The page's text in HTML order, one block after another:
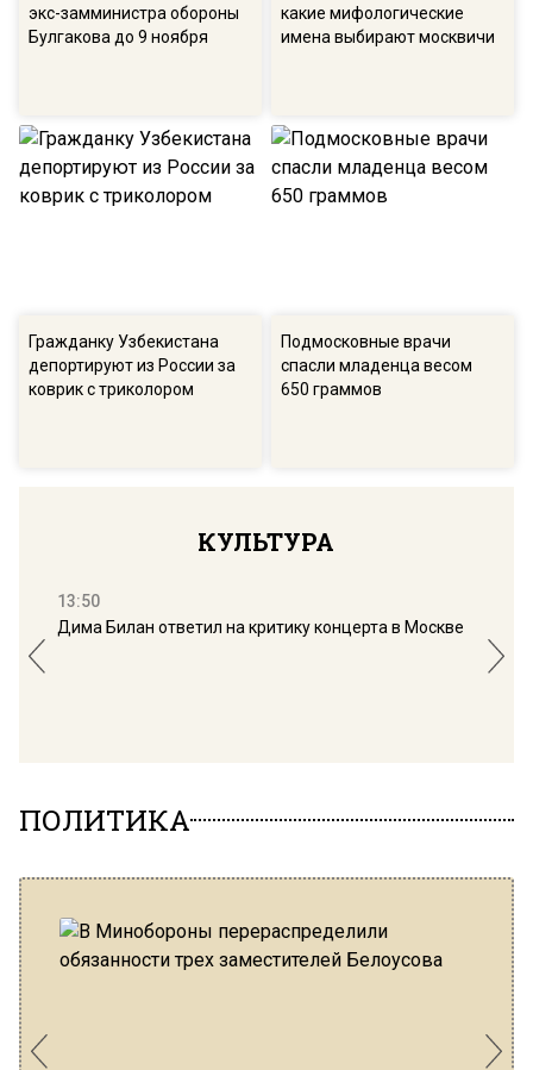
экс-замминистра обороны
Булгакова до 9 ноября
какие мифологические
имена выбирают москвичи
Гражданку Узбекистана
депортируют из России за
коврик с триколором
Подмосковные врачи
спасли младенца весом
650 граммов
КУЛЬТУРА
13:50
Дима Билан ответил на критику концерта в Москве
ПОЛИТИКА